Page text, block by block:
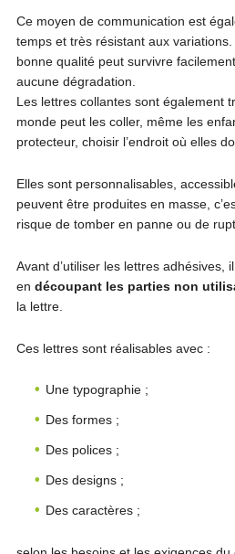
Ce moyen de communication est
temps et très résistant aux
bonne qualité peut survivre
aucune dégradation.
Les lettres collantes sont également
monde peut les coller, même les
protecteur, choisir l’endroit où elles
Elles sont personnalisables,
peuvent être produites en masse,
risque de tomber en panne ou de
Avant d’utiliser les lettres adhésives,
en découpant les parties non
la lettre.
Ces lettres sont réalisables avec :
Une typographie ;
Des formes ;
Des polices ;
Des designs ;
Des caractères ;